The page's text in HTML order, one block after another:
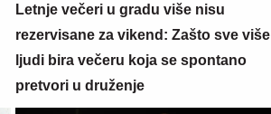
Letnje večeri u gradu više nisu
rezervisane za vikend: Zašto sve više
ljudi bira večeru koja se spontano
pretvori u druženje